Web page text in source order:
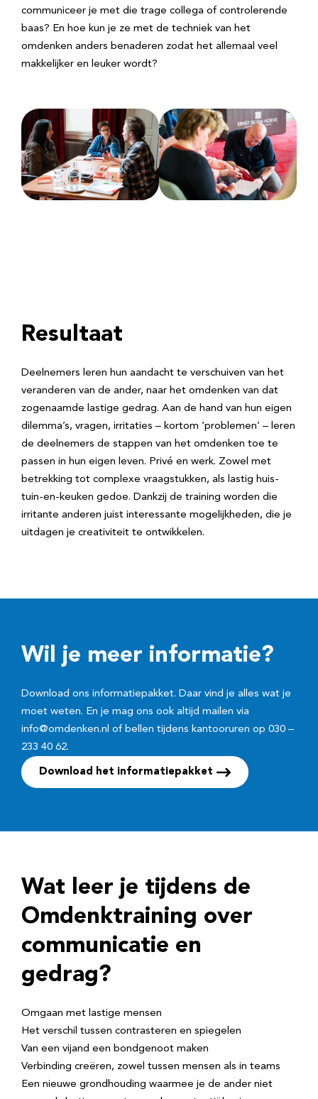
communiceer je met die trage collega of controlerende
baas? En hoe kun je ze met de techniek van het
omdenken anders benaderen zodat het allemaal veel
makkelijker en leuker wordt?
Resultaat
Deelnemers leren hun aandacht te verschuiven van het
veranderen van de ander, naar het omdenken van dat
zogenaamde lastige gedrag. Aan de hand van hun eigen
dilemma’s, vragen, irritaties – kortom ‘problemen’ – leren
de deelnemers de stappen van het omdenken toe te
passen in hun eigen leven. Privé en werk. Zowel met
betrekking tot complexe vraagstukken, als lastig huis-
tuin-en-keuken gedoe. Dankzij de training worden die
irritante anderen juist interessante mogelijkheden, die je
uitdagen je creativiteit te ontwikkelen.
Wil je meer informatie?
Download ons informatiepakket. Daar vind je alles wat je
moet weten. En je mag ons ook altijd mailen via
info@omdenken.nl of bellen tijdens kantooruren op 030 –
233 40 62.
Download het informatiepakket
Wat leer je tijdens de
Omdenktraining over
communicatie en
gedrag?
Omgaan met lastige mensen
Het verschil tussen contrasteren en spiegelen
Van een vijand een bondgenoot maken
Verbinding creëren, zowel tussen mensen als in teams
Een nieuwe grondhouding waarmee je de ander niet